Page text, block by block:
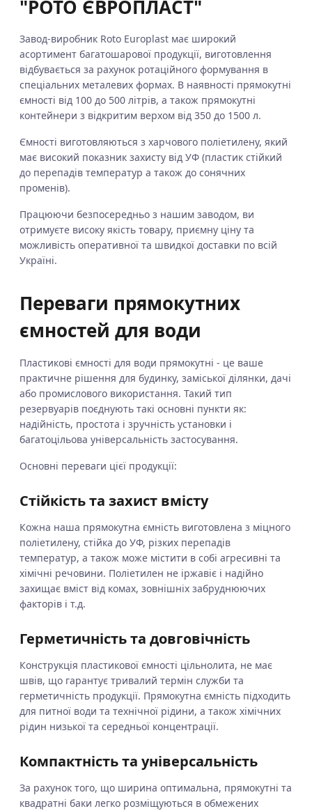
"РОТО ЄВРОПЛАСТ"
Завод-виробник Roto Europlast має широкий
асортимент багатошарової продукції, виготовлення
відбувається за рахунок ротаційного формування в
спеціальних металевих формах. В наявності прямокутні
ємності від 100 до 500 літрів, а також прямокутні
контейнери з відкритим верхом від 350 до 1500 л.
Ємності виготовляються з харчового поліетилену, який
має високий показник захисту від УФ (пластик стійкий
до перепадів температур а також до сонячних
променів).
Працюючи безпосередньо з нашим заводом, ви
отримуєте високу якість товару, приємну ціну та
можливість оперативної та швидкої доставки по всій
Україні.
Переваги прямокутних
ємностей для води
Пластикові ємності для води прямокутні - це ваше
практичне рішення для будинку, заміської ділянки, дачі
або промислового використання. Такий тип
резервуарів поєднують такі основні пункти як:
надійність, простота і зручність установки і
багатоцільова універсальність застосування.
Основні переваги цієї продукції:
Стійкість та захист вмісту
Кожна наша прямокутна ємність виготовлена з міцного
поліетилену, стійка до УФ, різких перепадів
температур, а також може містити в собі агресивні та
хімічні речовини. Поліетилен не іржавіє і надійно
захищає вміст від комах, зовнішніх забруднюючих
факторів і т.д.
Герметичність та довговічність
Конструкція пластикової ємності цільнолита, не має
швів, що гарантує тривалий термін служби та
герметичність продукції. Прямокутна ємність підходить
для питної води та технічної рідини, а також хімічних
рідин низької та середньої концентрації.
Компактність та універсальність
За рахунок того, що ширина оптимальна, прямокутні та
квадратні баки легко розміщуються в обмежених